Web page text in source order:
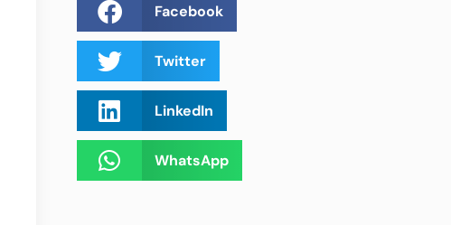
Facebook
Twitter
LinkedIn
WhatsApp